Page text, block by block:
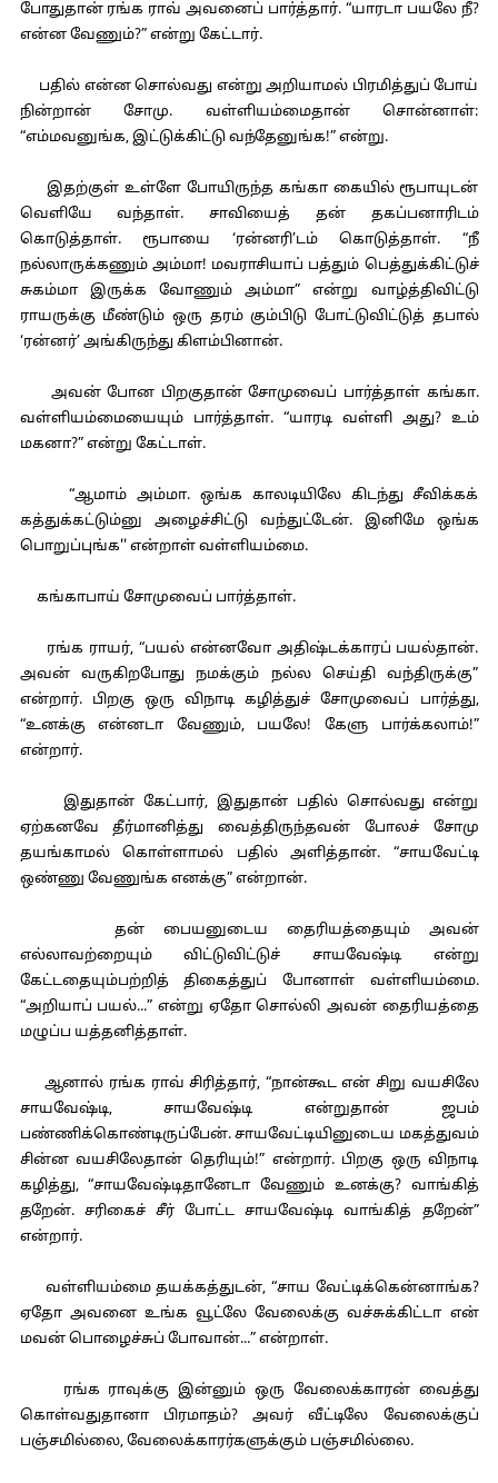
போதுதான் ரங்க ராவ் அவனைப் பார்த்தார். “யாரடா பயலே நீ?
என்ன வேணும்?” என்று கேட்டார்.
பதில் என்ன சொல்வது என்று அறியாமல் பிரமித்துப் போய்
நின்றான் சோமு. வள்ளியம்மைதான் சொன்னாள்:
“எம்மவனுங்க, இட்டுக்கிட்டு வந்தேனுங்க!” என்று.
இதற்குள் உள்ளே போயிருந்த கங்கா கையில் ரூபாயுடன்
வெளியே வந்தாள். சாவியைத் தன் தகப்பனாரிடம்
கொடுத்தாள். ரூபாயை ‘ரன்னரி’டம் கொடுத்தாள். “நீ
நல்லாருக்கணும் அம்மா! மவராசியாப் பத்தும் பெத்துக்கிட்டுச்
சுகம்மா இருக்க வோணும் அம்மா” என்று வாழ்த்திவிட்டு
ராயருக்கு மீண்டும் ஒரு தரம் கும்பிடு போட்டுவிட்டுத் தபால்
‘ரன்னர்’ அங்கிருந்து கிளம்பினான்.
அவன் போன பிறகுதான் சோமுவைப் பார்த்தாள் கங்கா.
வள்ளியம்மையையும் பார்த்தாள். “யாரடி வள்ளி அது? உம்
மகனா?” என்று கேட்டாள்.
“ஆமாம் அம்மா. ஒங்க காலடியிலே கிடந்து சீவிக்கக்
கத்துக்கட்டும்னு அழைச்சிட்டு வந்துட்டேன். இனிமே ஒங்க
பொறுப்புங்க'' என்றாள் வள்ளியம்மை.
கங்காபாய் சோமுவைப் பார்த்தாள்.
ரங்க ராயர், “பயல் என்னவோ அதிஷ்டக்காரப் பயல்தான்.
அவன் வருகிறபோது நமக்கும் நல்ல செய்தி வந்திருக்கு”
என்றார். பிறகு ஒரு விநாடி கழித்துச் சோமுவைப் பார்த்து,
“உனக்கு என்னடா வேணும், பயலே! கேளு பார்க்கலாம்!”
என்றார்.
இதுதான் கேட்பார், இதுதான் பதில் சொல்வது என்று
ஏற்கனவே தீர்மானித்து வைத்திருந்தவன் போலச் சோமு
தயங்காமல் கொள்ளாமல் பதில் அளித்தான். “சாயவேட்டி
ஒண்ணு வேணுங்க எனக்கு” என்றான்.
தன் பையனுடைய தைரியத்தையும் அவன்
எல்லாவற்றையும் விட்டுவிட்டுச் சாயவேஷ்டி என்று
கேட்டதையும்பற்றித் திகைத்துப் போனாள் வள்ளியம்மை.
“அறியாப் பயல்...” என்று ஏதோ சொல்லி அவன் தைரியத்தை
மழுப்ப யத்தனித்தாள்.
ஆனால் ரங்க ராவ் சிரித்தார், “நான்கூட என் சிறு வயசிலே
சாயவேஷ்டி, சாயவேஷ்டி என்றுதான் ஜபம்
பண்ணிக்கொண்டிருப்பேன். சாயவேட்டியினுடைய மகத்துவம்
சின்ன வயசிலேதான் தெரியும்!” என்றார். பிறகு ஒரு விநாடி
கழித்து, “சாயவேஷ்டிதானேடா வேணும் உனக்கு? வாங்கித்
தறேன். சரிகைச் சீர் போட்ட சாயவேஷ்டி வாங்கித் தறேன்”
என்றார்.
வள்ளியம்மை தயக்கத்துடன், “சாய வேட்டிக்கென்னாங்க?
ஏதோ அவனை உங்க வூட்லே வேலைக்கு வச்சுக்கிட்டா என்
மவன் பொழைச்சுப் போவான்...” என்றாள்.
ரங்க ராவுக்கு இன்னும் ஒரு வேலைக்காரன் வைத்து
கொள்வதுதானா பிரமாதம்? அவர் வீட்டிலே வேலைக்குப்
பஞ்சமில்லை, வேலைக்காரர்களுக்கும் பஞ்சமில்லை.